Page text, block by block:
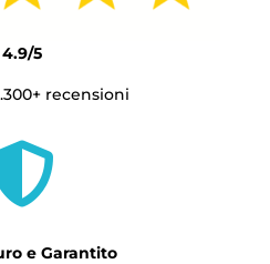
4.9/5
recensioni
e Garantito